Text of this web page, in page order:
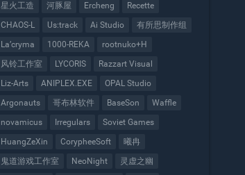
星火工造
河豚屋 Ercheng
Recette
CHAOS-L
Us:track Ai Studio
有所思制作组
La’cryma
1000-REKA
rootnuko+H
风铃工作室
LYCORIS
Razzart Visual
Liz-Arts
ANIPLEX.EXE
OPAL Studio
Argonauts
哥布林软件 BaseSon
Waffle
novamicus
Irregulars
Soviet Games
HuangZeXin
CorypheeSoft
曦冉
鬼道游戏工作室
NeoNight
灵虚之幽